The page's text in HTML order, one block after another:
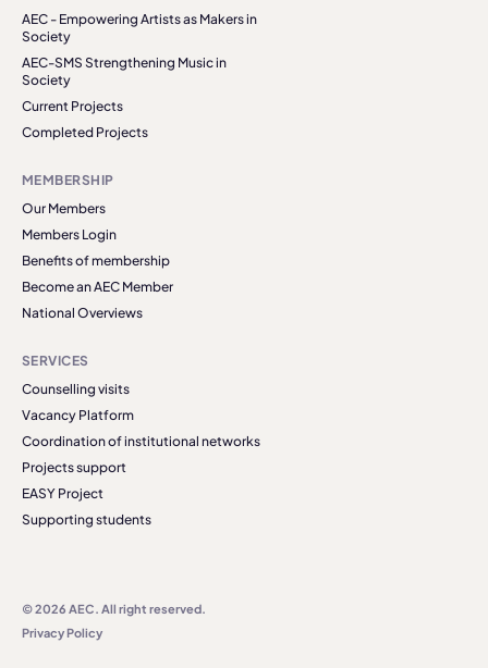
AEC - Empowering Artists as Makers in
Society
AEC-SMS Strengthening Music in
Society
Current Projects
Completed Projects
MEMBERSHIP
Our Members
Members Login
Benefits of membership
Become an AEC Member
National Overviews
SERVICES
Counselling visits
Vacancy Platform
Coordination of institutional networks
Projects support
EASY Project
Supporting students
© 2026 AEC. All right reserved.
Privacy Policy